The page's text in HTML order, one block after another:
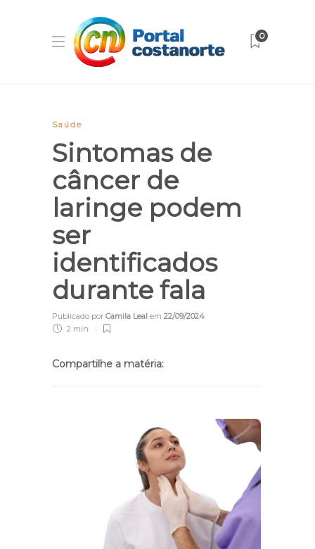
0
Saúde
Sintomas de
câncer de
laringe podem
ser
identificados
durante fala
Publicado por Camila Leal em 22/09/2024
2 min
Compartilhe a matéria: